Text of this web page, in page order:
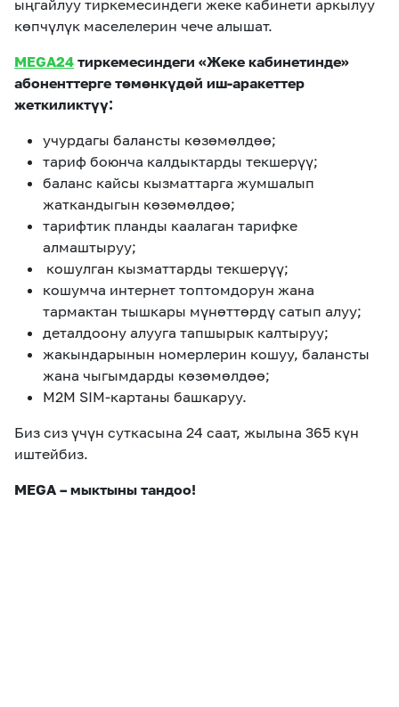
ыңгайлуу тиркемесиндеги жеке кабинети аркылуу
көпчүлүк маселелерин чече алышат.
MEGA24 тиркемесиндеги «Жеке кабинетинде»
абоненттерге төмөнкүдөй иш-аракеттер
жеткиликтүү:
учурдагы балансты көзөмөлдөө;
тариф боюнча калдыктарды текшерүү;
баланс кайсы кызматтарга жумшалып
жаткандыгын көзөмөлдөө;
тарифтик планды каалаган тарифке
алмаштыруу;
кошулган кызматтарды текшерүү;
кошумча интернет топтомдорун жана
тармактан тышкары мүнөттөрдү сатып алуу;
деталдоону алууга тапшырык калтыруу;
жакындарынын номерлерин кошуу, балансты
жана чыгымдарды көзөмөлдөө;
M2M SIM-картаны башкаруу.
Биз сиз үчүн суткасына 24 саат, жылына 365 күн
иштейбиз.
MEGA – мыктыны тандоо!